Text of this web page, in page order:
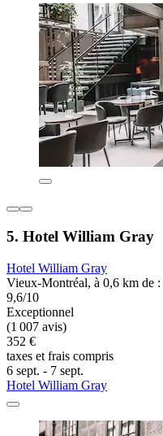
5. Hotel William Gray
Hotel William Gray
Vieux-Montréal, à 0,6 km de :
9,6/10
Exceptionnel
(1 007 avis)
352 €
taxes et frais compris
6 sept. - 7 sept.
Hotel William Gray